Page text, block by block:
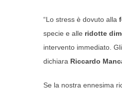
“Lo stress è dovuto alla
specie e alle ridotte
intervento immediato.
dichiara Riccardo
Se la nostra ennesima